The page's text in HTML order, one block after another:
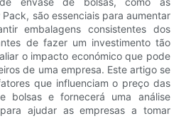
são essenciais para aumentar
embalagens consistentes dos
de fazer um investimento tão
o impacto económico que pode
de uma empresa. Este artigo se
que influenciam o preço das
bolsas e fornecerá uma análise
ajudar as empresas a tomar